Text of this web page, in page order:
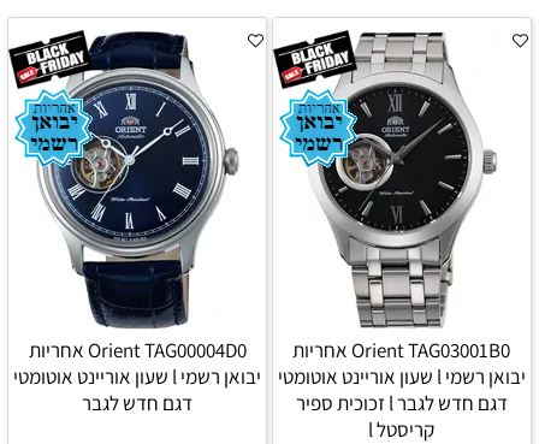
Orient TAG03001B0 אחריות
יבואן רשמי l שעון אוריינט אוטומטי
דגם חדש לגבר l זכוכית ספיר
קריסטל l
Orient TAG00004D0 אחריות
יבואן רשמי l שעון אוריינט אוטומטי
דגם חדש לגבר